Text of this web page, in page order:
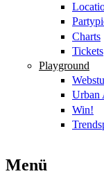
Charts
Tickets
Playground
Urban
Win!
Menü